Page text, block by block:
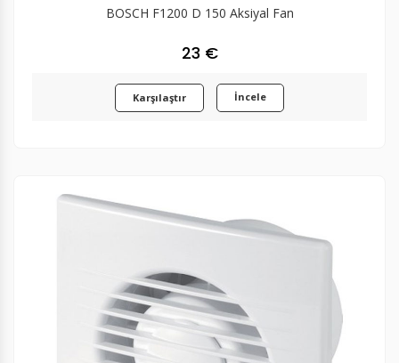
BOSCH F1200 D 150 Aksiyal Fan
23 €
Karşılaştır İncele